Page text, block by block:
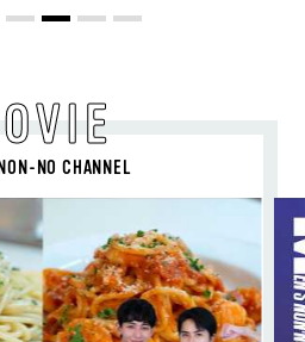
NO CHANNEL